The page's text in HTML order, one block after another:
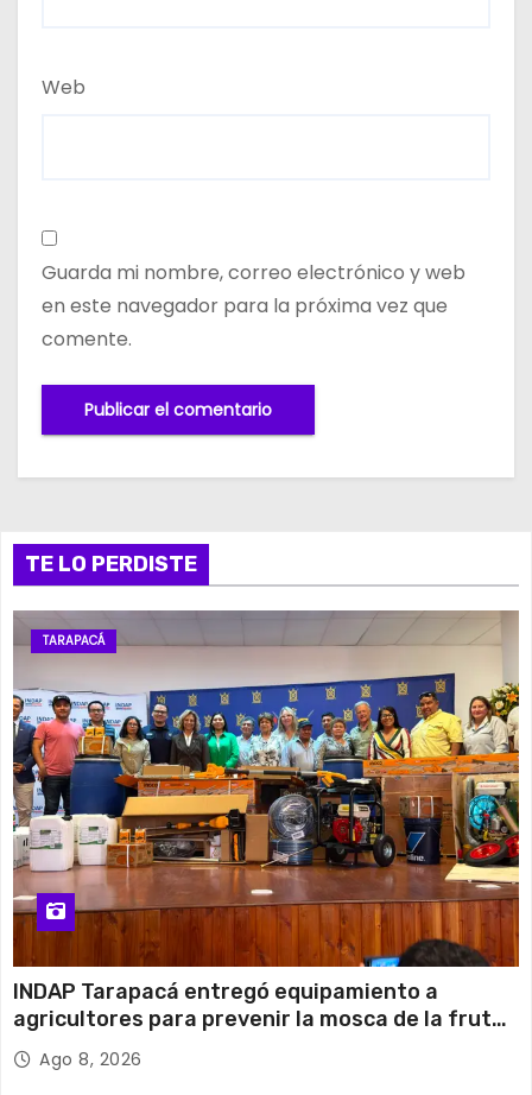
Web
Guarda mi nombre, correo electrónico y web
en este navegador para la próxima vez que
comente.
TE LO PERDISTE
TARAPACÁ
INDAP Tarapacá entregó equipamiento a
agricultores para prevenir la mosca de la fruta
en Pica
Ago 8, 2026